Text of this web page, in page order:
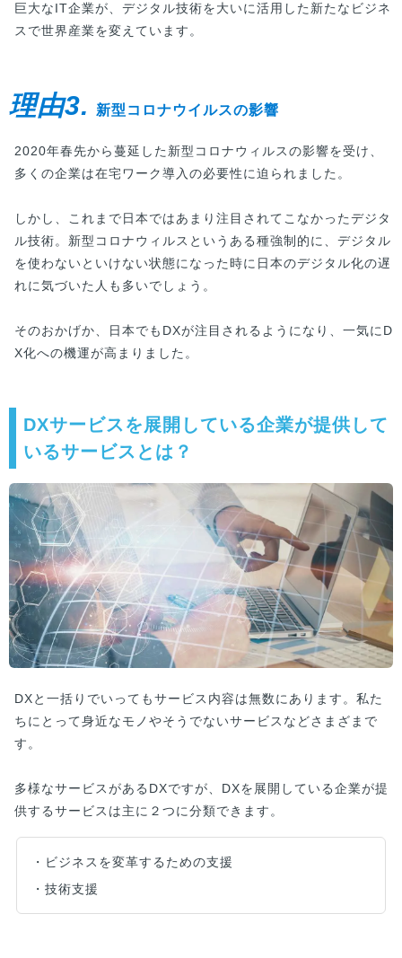
巨大なIT企業が、デジタル技術を大いに活用した新たなビジネ
スで世界産業を変えています。
理由3. 新型コロナウイルスの影響
2020年春先から蔓延した新型コロナウィルスの影響を受け、
多くの企業は在宅ワーク導入の必要性に迫られました。
しかし、これまで日本ではあまり注目されてこなかったデジタ
ル技術。新型コロナウィルスというある種強制的に、デジタル
を使わないといけない状態になった時に日本のデジタル化の遅
れに気づいた人も多いでしょう。
そのおかげか、日本でもDXが注目されるようになり、一気にD
X化への機運が高まりました。
DXサービスを展開している企業が提供して
いるサービスとは？
DXと一括りでいってもサービス内容は無数にあります。私た
ちにとって身近なモノやそうでないサービスなどさまざまで
す。
多様なサービスがあるDXですが、DXを展開している企業が提
供するサービスは主に２つに分類できます。
・ビジネスを変革するための支援
・技術支援